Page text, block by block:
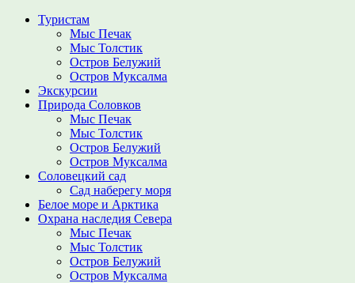
Туристам
Мыс Печак
Мыс Толстик
Остров Белужий
Остров Муксалма
Экскурсии
Природа Соловков
Мыс Печак
Мыс Толстик
Остров Белужий
Остров Муксалма
Соловецкий сад
Сад наберегу моря
Белое море и Арктика
Охрана наследия Севера
Мыс Печак
Мыс Толстик
Остров Белужий
Остров Муксалма